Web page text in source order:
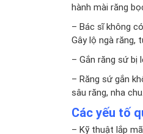
hành mài răng
– Bác sĩ không
Gây lộ ngà răng,
– Gắn răng sứ bị
– Răng sứ gắn
sâu răng, nha
Các yếu tố
– Kỹ thuật lắp